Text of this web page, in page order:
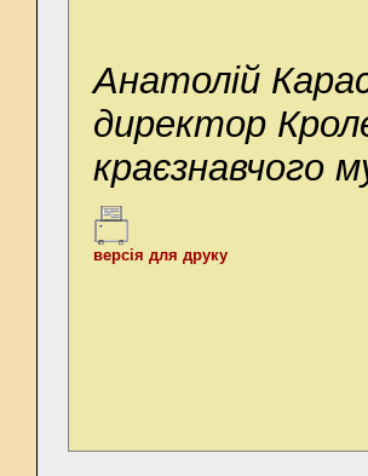
Анатолій
директор
краєзнавчого
версія для друку